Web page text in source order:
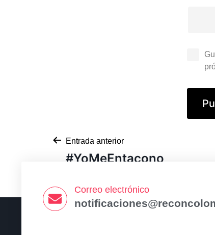
Entrada anterior
#YoMeEntacono
Correo electrónico